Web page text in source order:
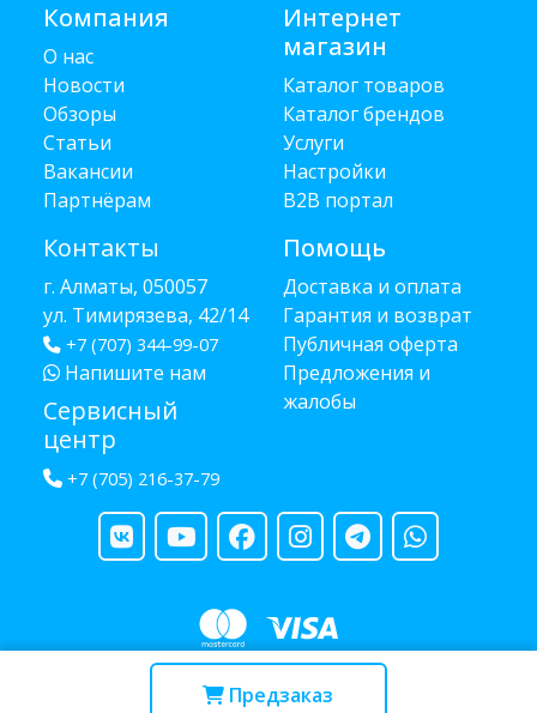
Предзаказ
Компания
О нас
Новости
Обзоры
Статьи
Вакансии
Партнёрам
Контакты
г. Алматы, 050057
ул. Тимирязева, 42/14
+7 (707) 344-99-07
Напишите нам
Сервисный
центр
+7 (705) 216-37-79
Интернет
магазин
Каталог товаров
Каталог брендов
Услуги
Настройки
B2B портал
Помощь
Доставка и оплата
Гарантия и возврат
Публичная оферта
Предложения и
жалобы
Copyright © 2013 - 2026 RUBA - разработано